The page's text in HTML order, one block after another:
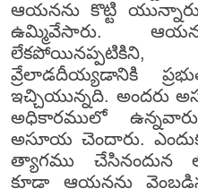
ఆయనను కొట్టి
ఉమ్మివేసారు.
వ్రేలాడదీయ్యడానికి
ఇచ్చియున్నది. అందరు
అధికారములో
అసూయ చెందారు.
త్యాగము చేసినందున
కూడా ఆయనను